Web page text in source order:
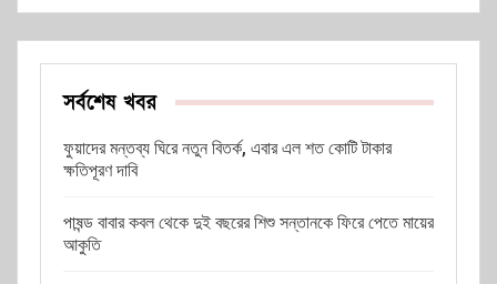
সর্বশেষ খবর
ফুয়াদের মন্তব্য ঘিরে নতুন বিতর্ক, এবার এল শত কোটি টাকার
ক্ষতিপূরণ দাবি
পাষন্ড বাবার কবল থেকে দুই বছরের শিশু সন্তানকে ফিরে পেতে মায়ের
আকুতি